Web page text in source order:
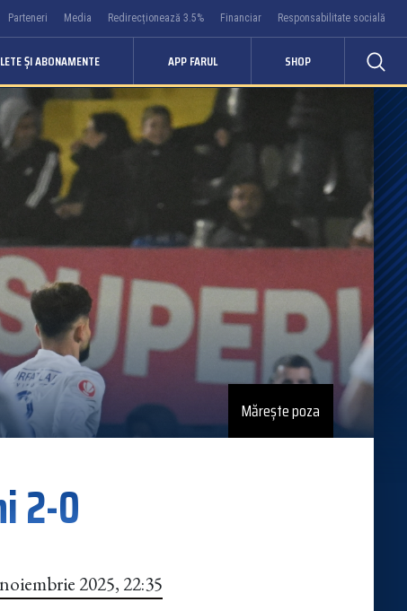
Parteneri Media Redirecționează 3.5% Financiar Responsabilitate socială
ȘI ABONAMENTE APP FARUL SHOP
Mărește poza
2-0
2025, 22:35